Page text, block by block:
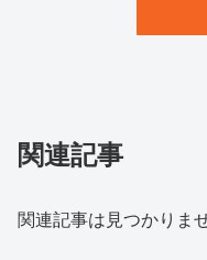
関連記事
関連記事は見つかりま